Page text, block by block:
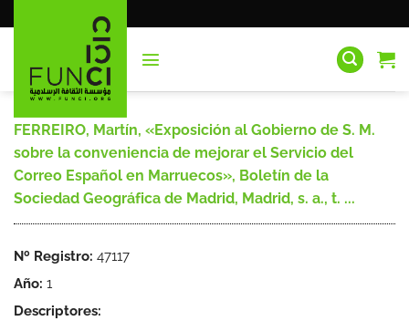
al
FERREIRO, Martín, «Exposición al Gobierno de S. M.
sobre la conveniencia de mejorar el Servicio del
Correo Español en Marruecos», Boletín de la
Sociedad Geográfica de Madrid, Madrid, s. a., t. ...
Nº Registro: 47117
Año: 1
Descriptores: